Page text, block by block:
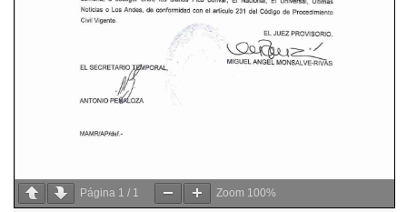
Página 1 / 1 Zoom 100%